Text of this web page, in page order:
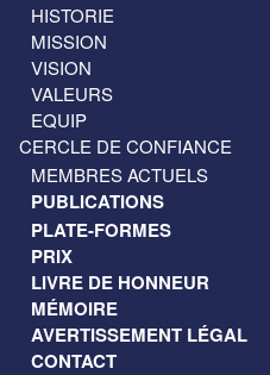
HISTORIE
MISSION
VISION
VALEURS
EQUIP
CERCLE DE CONFIANCE
MEMBRES ACTUELS
PUBLICATIONS
PLATE-FORMES
PRIX
LIVRE DE HONNEUR
MÉMOIRE
AVERTISSEMENT LÉGAL
CONTACT